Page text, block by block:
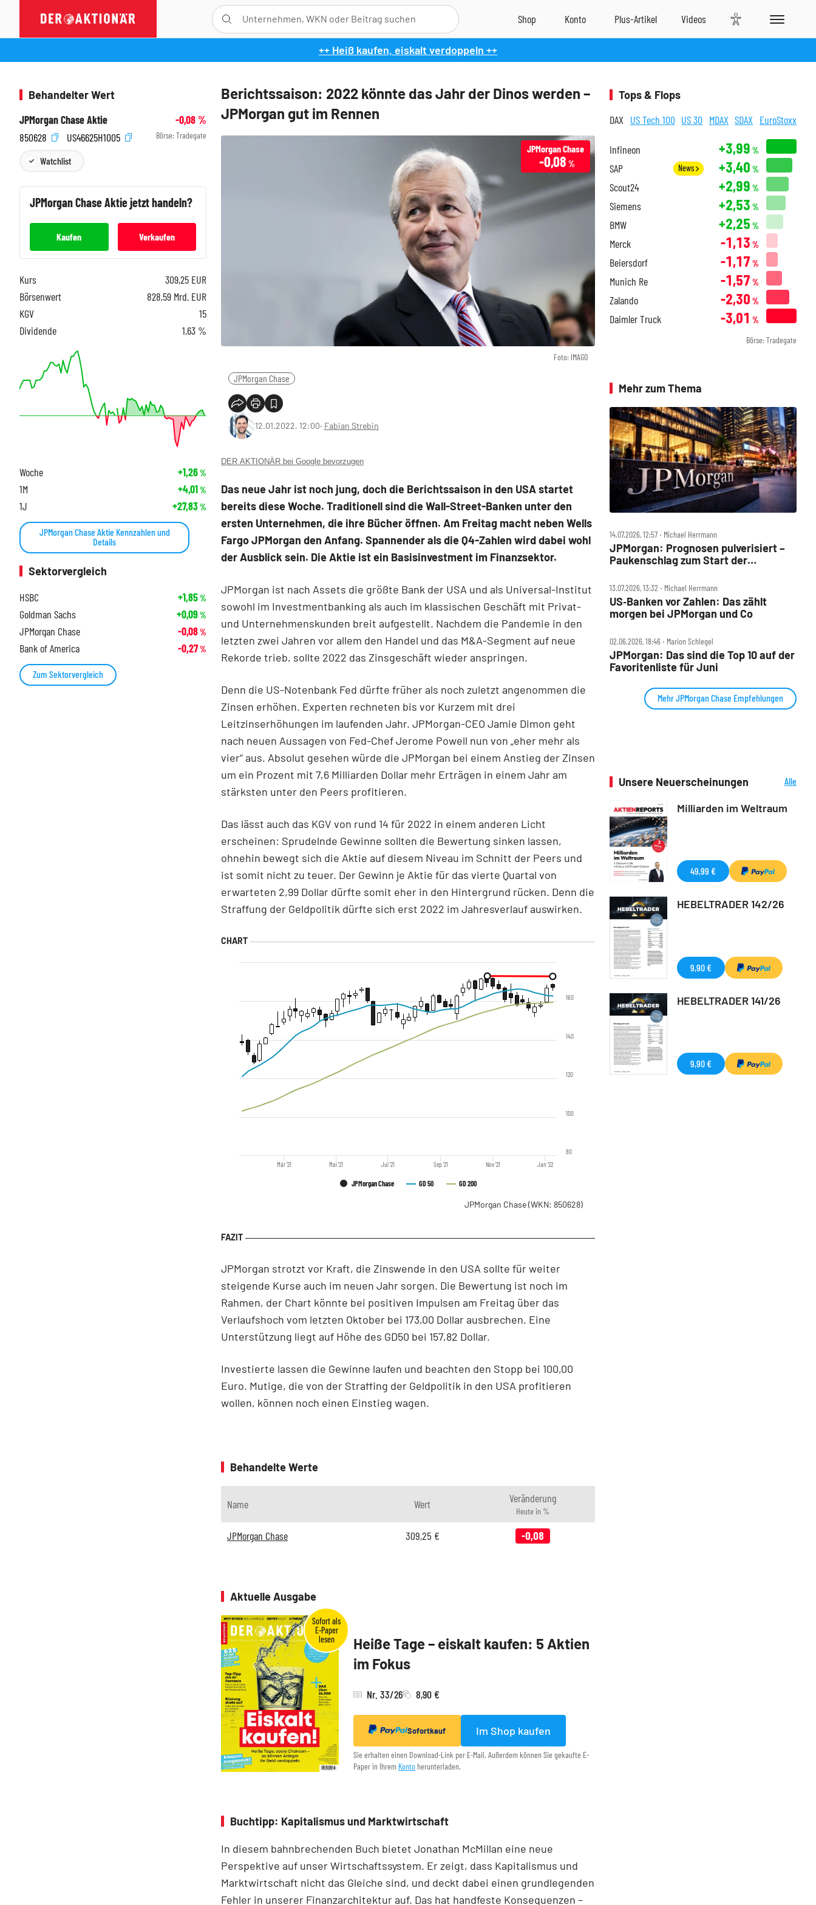
++ Heiß kaufen, eiskalt verdoppeln ++
Berichtssaison: 2022 könnte das Jahr der Dinos werden –
JPMorgan gut im Rennen
Foto: IMAGO
JPMorgan Chase
-0,08 %
JPMorgan Chase
12.01.2022, 12:00‧ Fabian Strebin
DER AKTIONÄR bei Google bevorzugen
Das neue Jahr ist noch jung, doch die Berichtssaison in den USA startet
bereits diese Woche. Traditionell sind die Wall-Street-Banken unter den
ersten Unternehmen, die ihre Bücher öffnen. Am Freitag macht neben Wells
Fargo JPMorgan den Anfang. Spannender als die Q4-Zahlen wird dabei wohl
der Ausblick sein. Die Aktie ist ein Basisinvestment im Finanzsektor.
JPMorgan ist nach Assets die größte Bank der USA und als Universal-Institut
sowohl im Investmentbanking als auch im klassischen Geschäft mit Privat-
und Unternehmenskunden breit aufgestellt. Nachdem die Pandemie in den
letzten zwei Jahren vor allem den Handel und das M&A-Segment auf neue
Rekorde trieb, sollte 2022 das Zinsgeschäft wieder anspringen.
Denn die US-Notenbank Fed dürfte früher als noch zuletzt angenommen die
Zinsen erhöhen. Experten rechneten bis vor Kurzem mit drei
Leitzinserhöhungen im laufenden Jahr. JPMorgan-CEO Jamie Dimon geht
nach neuen Aussagen von Fed-Chef Jerome Powell nun von „eher mehr als
vier“ aus. Absolut gesehen würde die JPMorgan bei einem Anstieg der Zinsen
um ein Prozent mit 7,6 Milliarden Dollar mehr Erträgen in einem Jahr am
stärksten unter den Peers profitieren.
Das lässt auch das KGV von rund 14 für 2022 in einem anderen Licht
erscheinen: Sprudelnde Gewinne sollten die Bewertung sinken lassen,
ohnehin bewegt sich die Aktie auf diesem Niveau im Schnitt der Peers und
ist somit nicht zu teuer. Der Gewinn je Aktie für das vierte Quartal von
erwarteten 2,99 Dollar dürfte somit eher in den Hintergrund rücken. Denn die
Straffung der Geldpolitik dürfte sich erst 2022 im Jahresverlauf auswirken.
JPMorgan Chase GD 50 GD 200
Jul '21 Jan '22
Mär '21 Mai '21 Sep '21 Nov '21
80
100
120
140
160
JPMorgan Chase(WKN: 850628)
JPMorgan strotzt vor Kraft, die Zinswende in den USA sollte für weiter
steigende Kurse auch im neuen Jahr sorgen. Die Bewertung ist noch im
Rahmen, der Chart könnte bei positiven Impulsen am Freitag über das
Verlaufshoch vom letzten Oktober bei 173,00 Dollar ausbrechen. Eine
Unterstützung liegt auf Höhe des GD50 bei 157,82 Dollar.
Investierte lassen die Gewinne laufen und beachten den Stopp bei 100,00
Euro. Mutige, die von der Straffing der Geldpolitik in den USA profitieren
wollen, können noch einen Einstieg wagen.
Behandelte Werte
Name Wert Veränderung
Heute in %
JPMorgan Chase 309,25 € -0,08
Aktuelle Ausgabe
Heiße Tage – eiskalt kaufen: 5 Aktien
im Fokus
Nr. 33/26 8,90 €
Sofortkauf Im Shop kaufen
Sie erhalten einen Download-Link per E-Mail. Außerdem können Sie gekaufte E-
Paper in Ihrem Konto herunterladen.
Buchtipp: Kapitalismus und Marktwirtschaft
In diesem bahnbrechenden Buch bietet Jonathan McMillan eine neue
Perspektive auf unser Wirtschaftssystem. Er zeigt, dass Kapitalismus und
Marktwirtschaft nicht das Gleiche sind, und deckt dabei einen grundlegenden
Fehler in unserer Finanzarchitektur auf. Das hat handfeste Konsequenzen –
Behandelter Wert
JPMorgan Chase Aktie
-0,08%
850628
US46625H1005 Börse: Tradegate
Watchlist
JPMorgan ChaseAktie jetzt handeln?
Kaufen Verkaufen
Kurs 309,25 EUR
Börsenwert
828,59 Mrd. EUR
KGV
15
Dividende
1,63 %
Woche +1,26%
1M +4,01%
1J +27,83%
JPMorgan Chase Aktie Kennzahlen und
Details
Sektorvergleich
HSBC
+1,85%
Goldman Sachs +0,09%
JPMorgan Chase -0,08%
Bank of America -0,27%
Zum Sektorvergleich
Tops & Flops
DAX US Tech 100 US 30 MDAX SDAX EuroStoxx
Infineon +3,99 %
SAP News +3,40 %
Scout24 +2,99 %
Siemens +2,53 %
BMW +2,25 %
Merck -1,13 %
Beiersdorf -1,17 %
Munich Re -1,57 %
Zalando -2,30 %
Daimler Truck -3,01 %
Börse: Tradegate
Mehr zum Thema
14.07.2026, 12:57 ‧ Michael Herrmann
JPMorgan: Prognosen pulverisiert –
Paukenschlag zum Start der
13.07.2026, 13:32 ‧ Michael Herrmann
US‑Banken vor Zahlen: Das zählt
morgen bei JPMorgan und Co
02.06.2026, 18:46 ‧ Marion Schlegel
JPMorgan: Das sind die Top 10 auf der
Favoritenliste für Juni
Mehr JPMorgan Chase Empfehlungen
Unsere Neuerscheinungen
Alle
Milliarden im Weltraum
49,99 €
HEBELTRADER 142/26
9,90 €
HEBELTRADER 141/26
9,90 €